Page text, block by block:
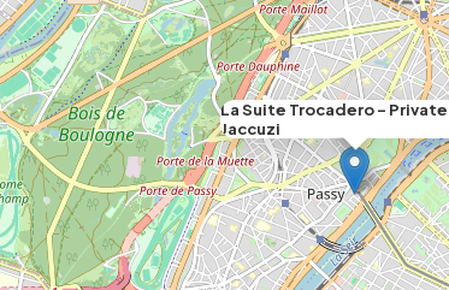
La Suite Trocadero - Private
Jaccuzi